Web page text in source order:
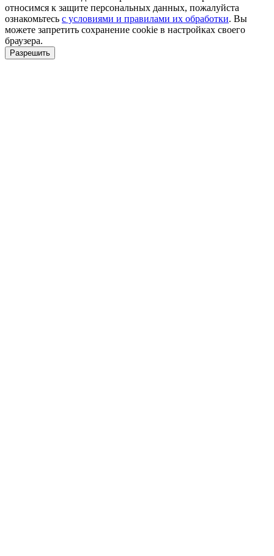
относимся к защите персональных данных, пожалуйста
ознакомьтесь с условиями и правилами их обработки. Вы
можете запретить сохранение cookie в настройках своего
браузера.
Разрешить